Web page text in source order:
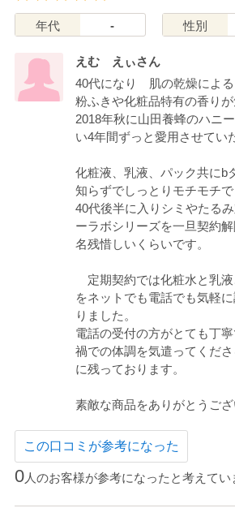
年代 - 性別
えむ えぃさん
40代になり 肌の乾燥によ
粉ふきや化粧品特有の香り
2018年秋に山田養蜂のハニ
い4年間ずっと愛用させてい
化粧液、乳液、パック共にb
知らずでしっとりモチモチで
40代後半に入りシミやたる
ーラボシリーズを一旦契約
名残惜しいくらいです。
定期契約では化粧水と乳
をネットでも電話でも気軽
りました。
電話の受付の方がとても丁
禍での体調を気遣ってくだ
に残っております。
素敵な商品をありがとうござ
この口コミが参考になった
0人のお客様が参考になったと考えてい